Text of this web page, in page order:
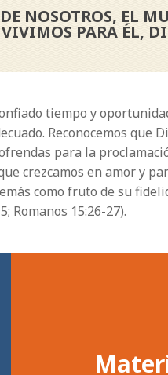
NOSOTROS, EL
PARA ÉL,
tiempo y
Reconocemos
para la
crezcamos en amor y
como fruto de su
Romanos 15:26-27).